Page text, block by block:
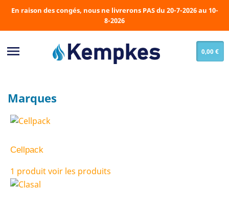
En raison des congés, nous ne livrerons PAS du 20-7-2026 au 10-
8-2026
 0,00 €
Marques
Cellpack
1 produitvoir les produits